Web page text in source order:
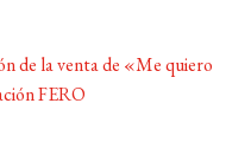
de la venta de «Me quiero
FERO